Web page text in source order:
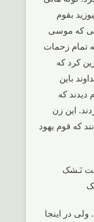
بقوم
که موسی
تمام زحمات
کرد که
باین
دیدند که
این زن
که قوم یهود
نَـشک
در اینجا